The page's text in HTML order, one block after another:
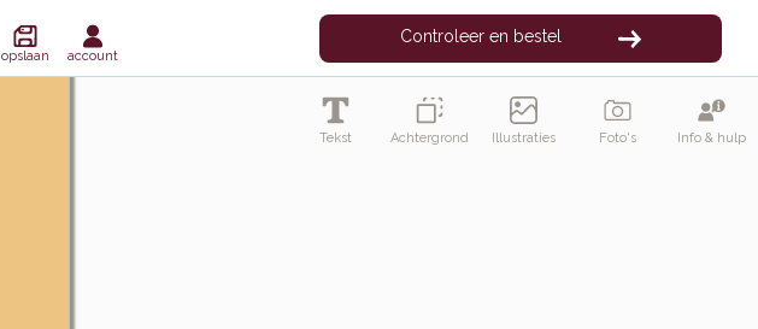
opslaan account
Controleer en bestel
Tekst Achtergrond Illustraties Foto's Info & hulp